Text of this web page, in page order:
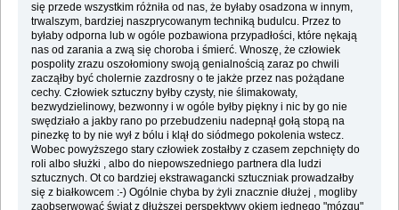
się przede wszystkim różniła od nas, że byłaby osadzona w innym,
trwalszym, bardziej naszprycowanym techniką budulcu. Przez to
byłaby odporna lub w ogóle pozbawiona przypadłości, które nękają
nas od zarania a zwą się choroba i śmierć. Wnoszę, że człowiek
pospolity zrazu oszołomiony swoją genialnością zaraz po chwili
zacząłby być cholernie zazdrosny o te jakże przez nas pożądane
cechy. Człowiek sztuczny byłby czysty, nie ślimakowaty,
bezwydzielinowy, bezwonny i w ogóle byłby piękny i nic by go nie
swędziało a jakby rano po przebudzeniu nadepnął gołą stopą na
pinezkę to by nie wył z bólu i klął do siódmego pokolenia wstecz.
Wobec powyższego stary człowiek zostałby z czasem zepchnięty do
roli albo służki , albo do niepowszedniego partnera dla ludzi
sztucznych. Ot co bardziej ekstrawagancki sztuczniak prowadzałby
się z białkowcem :-) Ogólnie chyba by żyli znacznie dłużej , mogliby
zaobserwować świat z dłuższej perspektywy okiem jednego "mózgu"